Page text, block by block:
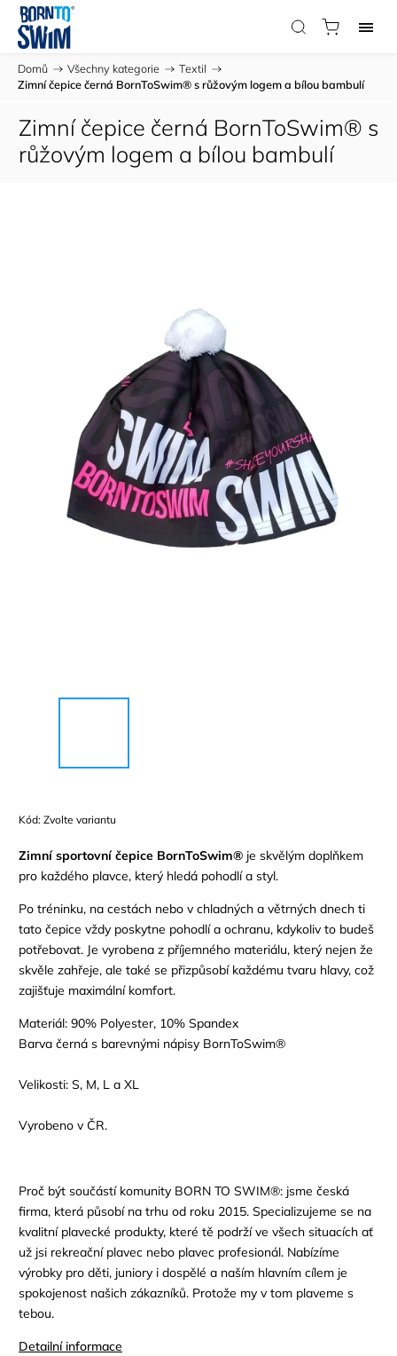
Domů / Všechny kategorie / Textil /
Zimní čepice černá BornToSwim® s růžovým logem a bílou bambulí
Zimní čepice černá BornToSwim® s
růžovým logem a bílou bambulí
Kód: Zvolte variantu
Zimní sportovní čepice BornToSwim® je skvělým doplňkem
pro každého plavce, který hledá pohodlí a styl.
Po tréninku, na cestách nebo v chladných a větrných dnech ti
tato čepice vždy poskytne pohodlí a ochranu, kdykoliv to budeš
potřebovat. Je vyrobena z příjemného materiálu, který nejen že
skvěle zahřeje, ale také se přizpůsobí každému tvaru hlavy, což
zajišťuje maximální komfort.
Materiál: 90% Polyester, 10% Spandex
Barva černá s barevnými nápisy BornToSwim®
Velikosti: S, M, L a XL
Vyrobeno v ČR.
Proč být součástí komunity BORN TO SWIM®: jsme česká
firma, která působí na trhu od roku 2015. Specializujeme se na
kvalitní plavecké produkty, které tě podrží ve všech situacích ať
už jsi rekreační plavec nebo plavec profesionál. Nabízíme
výrobky pro děti, juniory i dospělé a naším hlavním cílem je
spokojenost našich zákazníků. Protože my v tom plaveme s
tebou.
Detailní informace